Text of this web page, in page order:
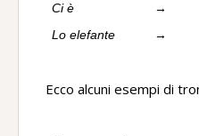
Ci è
→
Lo elefante
→
Ecco alcuni esempi di